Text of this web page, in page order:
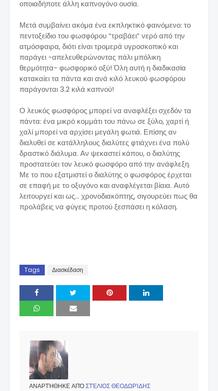
οποιαδήποτε άλλη καπνογόνο ουσία.
Μετά συμβαίνει ακόμα ένα εκπληκτικό φαινόμενο: το
πεντοξείδιο του φωσφόρου “τραβάει” νερό από την
ατμόσφαιρα, διότι είναι τρομερά υγροσκοπικό και
παράγει -απελευθερώνοντας πάλι μπόλικη
θερμότητα- φωσφορικό οξύ! Όλη αυτή η διαδικασία
κατακαίει τα πάντα και ανά κιλό λευκού φωσφόρου
παράγονται 3.2 κιλά καπνού!
Ο λευκός φωσφόρος μπορεί να αναφλέξει σχεδόν τα
πάντα: ένα μικρό κομμάτι του πάνω σε ξύλο, χαρτί ή
χαλί μπορεί να αρχίσει μεγάλη φωτιά. Επίσης αν
διαλυθεί σε κατάλληλους διαλύτες φτιάχνει ένα πολύ
δραστικό διάλυμα. Αν ψεκαστεί κάπου, ο διαλύτης
προστατεύει τον λευκό φωσφόρο από την ανάφλεξη.
Με το που εξατμιστεί ο διαλύτης ο φωσφόρος έρχεται
σε επαφή με το οξυγόνο και αναφλέγεται βίαια. Αυτό
λειτουργεί και ως… χρονοδιακόπτης, σιγουρεύει πως θα
προλάβεις να φύγεις προτού ξεσπάσει η κόλαση.
Tags Διασκέδαση
ΑΝΑΡΤΉΘΗΚΕ ΑΠΌΣΤΈΛΙΟΣ ΘΕΟΔΩΡΊΔΗΣ